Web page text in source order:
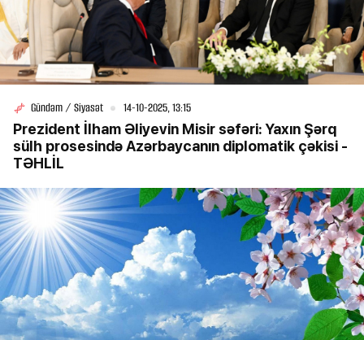
Gündəm / Siyasət 14-10-2025, 13:15
Prezident İlham Əliyevin Misir səfəri: Yaxın Şərq
sülh prosesində Azərbaycanın diplomatik çəkisi -
TƏHLİL